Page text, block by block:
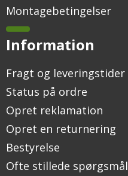
Montagebetingelser
Information
Fragt og leveringstider
Status på ordre
Opret reklamation
Opret en returnering
Bestyrelse
Ofte stillede spørgsmål